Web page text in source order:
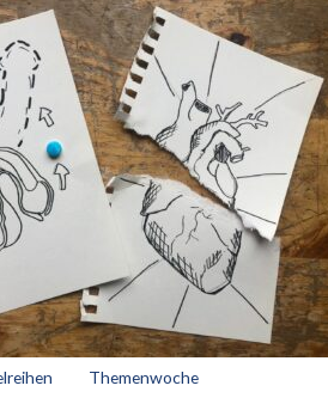
Themenwoche